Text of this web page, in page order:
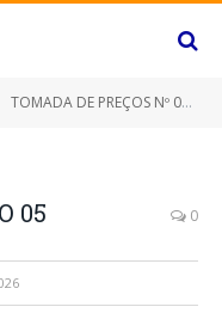
TOMADA DE PREÇOS Nº 010/2021/PMC (CONTRATAÇÃO DE EMPRESA PARA A EXECUÇÃO DE SERVIÇOS DE MANUTENÇÃO PREVENTIVA E CORRETIVA, COM INSTALAÇÃO, IMPLANTAÇÃO, CONJUNTO DE ENERGIA SOLAR PARA O SISTEMA SEMAFÓRICO COM FORNECIMENTO DE MÃO DE OBRA)
05 0